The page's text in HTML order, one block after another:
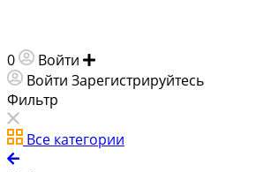
0 Войти
Войти Зарегистрируйтесь
Фильтр
Все категории